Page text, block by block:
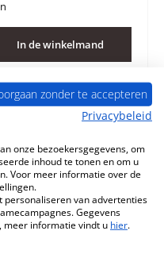
In de winkelmand
zonder te accepteren
Privacybeleid
onze bezoekersgegevens, om
inhoud te tonen en om u
Voor meer informatie over de
personaliseren van advertenties
Gegevens
meer informatie vindt u hier.